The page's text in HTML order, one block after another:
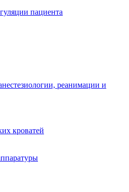
пациента
реанимации и
кроватей